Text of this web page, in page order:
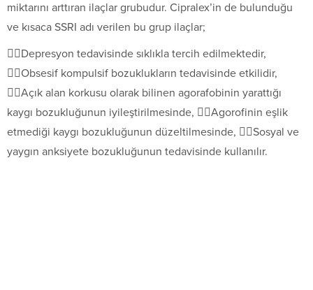
miktarını arttıran ilaçlar grubudur. Cipralex’in de bulunduğu
ve kısaca SSRI adı verilen bu grup ilaçlar;
Depresyon tedavisinde sıklıkla tercih edilmektedir,
Obsesif kompulsif bozuklukların tedavisinde etkilidir,
Açık alan korkusu olarak bilinen agorafobinin yarattığı
kaygı bozukluğunun iyileştirilmesinde, Agorofinin eşlik
etmediği kaygı bozukluğunun düzeltilmesinde, Sosyal ve
yaygın anksiyete bozukluğunun tedavisinde kullanılır.